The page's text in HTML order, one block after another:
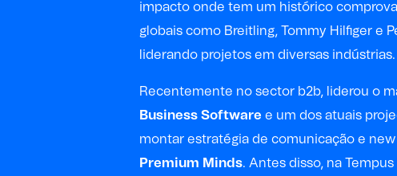
impacto onde tem um histórico
globais como Breitling, Tommy Hilfiger e
liderando projetos em diversas indústrias.
Recentemente no sector b2b, liderou o
Business Software e um dos atuais
montar estratégia de comunicação e
Premium Minds. Antes disso, na